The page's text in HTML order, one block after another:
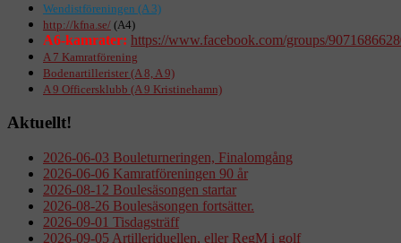
Wendistföreningen (A 3)
http://kfna.se/ (A4)
A6-kamrater: https://www.facebook.com/groups/
A 7 Kamratförening
Bodenartillerister (A 8, A 9)
A 9 Officersklubb (A 9 Kristinehamn)
Aktuellt!
2026-06-03 Bouleturneringen, Finalomgång
2026-06-06 Kamratföreningen 90 år
2026-08-12 Boulesäsongen startar
2026-08-26 Boulesäsongen fortsätter.
2026-09-01 Tisdagsträff
2026-09-05 Artilleriduellen, eller RegM i golf